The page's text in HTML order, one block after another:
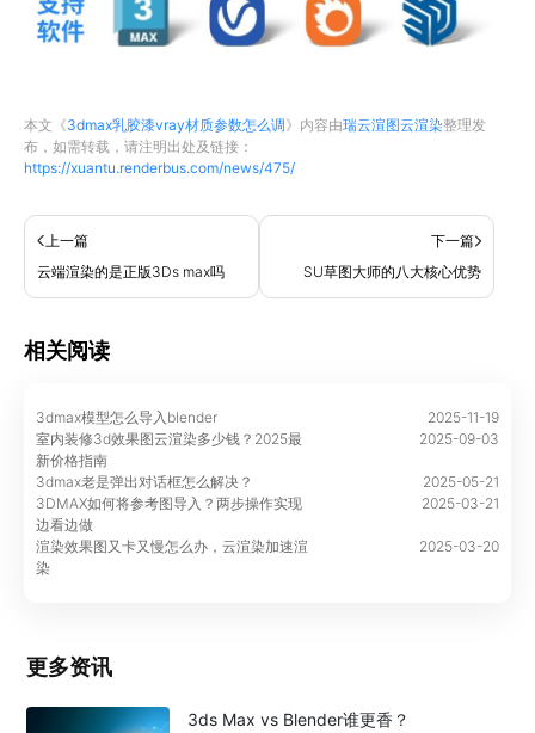
本文《3dmax乳胶漆vray材质参数怎么调》内容由瑞云渲图云渲染整理发
布，如需转载，请注明出处及链接：
https://xuantu.renderbus.com/news/475/
上一篇
云端渲染的是正版3Ds max吗
下一篇
SU草图大师的八大核心优势
相关阅读
3dmax模型怎么导入blender
2025-11-19
室内装修3d效果图云渲染多少钱？2025最
新价格指南
2025-09-03
3dmax老是弹出对话框怎么解决？
2025-05-21
3DMAX如何将参考图导入？两步操作实现
边看边做
2025-03-21
渲染效果图又卡又慢怎么办，云渲染加速渲
染
2025-03-20
更多资讯
3ds Max vs Blender谁更香？